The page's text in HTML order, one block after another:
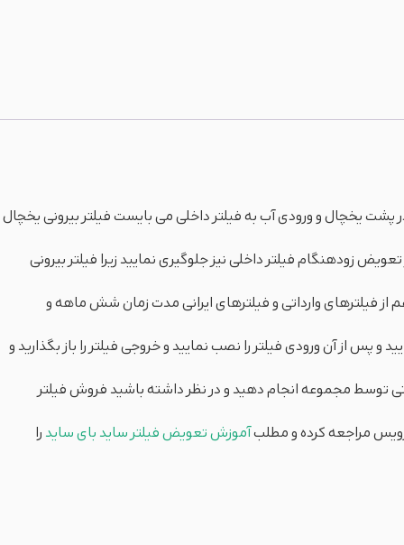
یخچال و ورودی آب به فیلتر داخلی می بایست فیلتر بیرونی یخچال
زودهنگام فیلتر داخلی نیز جلوگیری نمایید زیرا فیلتر بیرونی
فیلترهای وارداتی و فیلترهای ایرانی مدت زمان شش ماهه و
پس از آن ورودی فیلتر را نصب نمایید و خروجی فیلتر را باز بگذارید و
توسط مجموعه انجام دهید و در نظر داشته باشید فروش فیلتر
مراجعه کرده و مطلبآموزش تعویض فیلتر ساید بای ساید را